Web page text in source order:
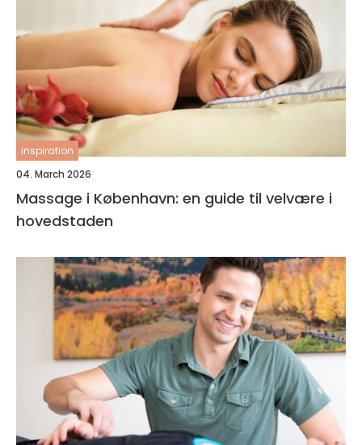
inspiration
04. March 2026
Massage i København: en guide til velvære i
hovedstaden